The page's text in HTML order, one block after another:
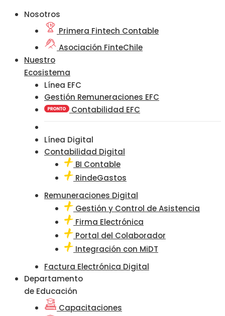
Nosotros
Primera Fintech Contable
Asociación FinteChile
Nuestro
Ecosistema
Línea EFC
Gestión Remuneraciones EFC
Contabilidad EFC
Línea Digital
Contabilidad Digital
BI Contable
RindeGastos
Remuneraciones Digital
Gestión y Control de Asistencia
Firma Electrónica
Portal del Colaborador
Integración con MiDT
Factura Electrónica Digital
Departamento
de Educación
Capacitaciones